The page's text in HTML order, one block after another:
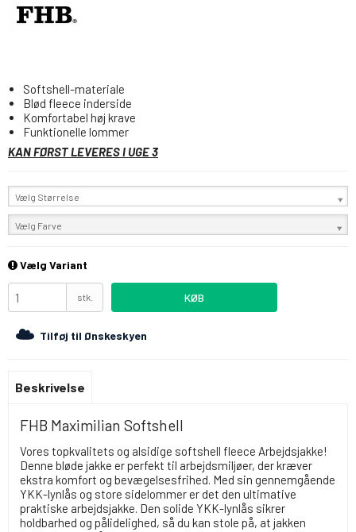
Softshell-materiale
Blød fleece inderside
Komfortabel høj krave
Funktionelle lommer
KAN FØRST LEVERES I UGE 3
Vælg Størrelse
Vælg Farve
Vælg Variant
stk. KØB
Tilføj til Ønskeskyen
Beskrivelse
FHB Maximilian Softshell
Vores topkvalitets og alsidige softshell fleece Arbejdsjakke!
Denne bløde jakke er perfekt til arbejdsmiljøer, der kræver
ekstra komfort og bevægelsesfrihed. Med sin gennemgående
YKK-lynlås og store sidelommer er det den ultimative
praktiske arbejdsjakke. Den solide YKK-lynlås sikrer
holdbarhed og pålidelighed, så du kan stole på, at jakken